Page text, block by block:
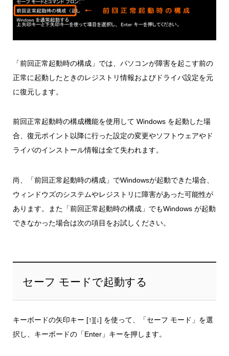
「前回正常起動時の構成」では、パソコンが障害を起こす前の
正常に起動したときのレジストリ情報およびドライバ設定を元
に復元します。
前回正常起動時の構成機能を使用して Windows を起動した場
合、復元ポイント以降に行った設定の変更やソフトウェアやド
ライバのインストール情報は全て失われます。
尚、「前回正常起動時の構成」でWindowsが起動できた場合、
ウィンドウズのシステムやレジストリに障害があった可能性が
あります。また「前回正常起動時の構成」でもWindows が起動
できなかった場合は次の項目をお試しください。
セーフ モードで起動する
キーボードの矢印キー [↑][↓] を使って、「セーフ モード」を選
択し、キーボードの「Enter」キーを押します。